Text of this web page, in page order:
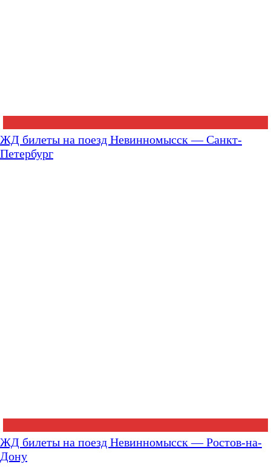
ЖД билеты на поезд Невинномысск — Санкт-
Петербург
ЖД билеты на поезд Невинномысск — Ростов-на-
Дону